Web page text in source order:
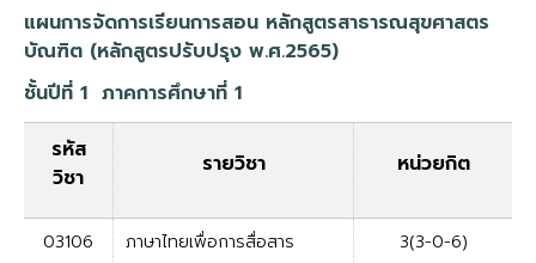
แผนการจัดการเรียนการสอน หลักสูตรสาธารณสุขศาสตร
บัณฑิต (หลักสูตรปรับปรุง พ.ศ.2565)
ชั้นปีที่ 1 ภาคการศึกษาที่ 1
รหัส
วิชา
รายวิชา หน่วยกิต
03106 ภาษาไทยเพื่อการสื่อสาร 3(3-0-6)